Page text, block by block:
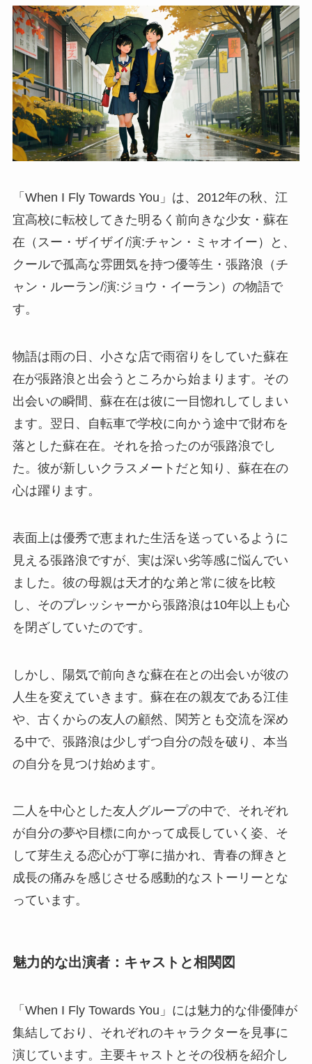
「When I Fly Towards You」は、2012年の秋、江
宜高校に転校してきた明るく前向きな少女・蘇在
在（スー・ザイザイ/演:チャン・ミャオイー）と、
クールで孤高な雰囲気を持つ優等生・張路浪（チ
ャン・ルーラン/演:ジョウ・イーラン）の物語で
す。
物語は雨の日、小さな店で雨宿りをしていた蘇在
在が張路浪と出会うところから始まります。その
出会いの瞬間、蘇在在は彼に一目惚れしてしまい
ます。翌日、自転車で学校に向かう途中で財布を
落とした蘇在在。それを拾ったのが張路浪でし
た。彼が新しいクラスメートだと知り、蘇在在の
心は躍ります。
表面上は優秀で恵まれた生活を送っているように
見える張路浪ですが、実は深い劣等感に悩んでい
ました。彼の母親は天才的な弟と常に彼を比較
し、そのプレッシャーから張路浪は10年以上も心
を閉ざしていたのです。
しかし、陽気で前向きな蘇在在との出会いが彼の
人生を変えていきます。蘇在在の親友である江佳
や、古くからの友人の顧然、関芳とも交流を深め
る中で、張路浪は少しずつ自分の殻を破り、本当
の自分を見つけ始めます。
二人を中心とした友人グループの中で、それぞれ
が自分の夢や目標に向かって成長していく姿、そ
して芽生える恋心が丁寧に描かれ、青春の輝きと
成長の痛みを感じさせる感動的なストーリーとな
っています。
魅力的な出演者：キャストと相関図
「When I Fly Towards You」には魅力的な俳優陣が
集結しており、それぞれのキャラクターを見事に
演じています。主要キャストとその役柄を紹介し